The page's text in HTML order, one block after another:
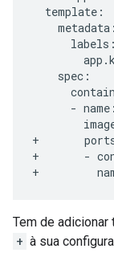
template :
metadata :
labels :
app .
spec :
- name :
+
+
-
+
Tem de
+ à sua